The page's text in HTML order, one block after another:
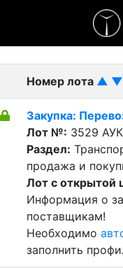
-
Номер лота ▲ ▼
Закупка:
Лот №: 3529
Раздел:
продажа и
Лот с открытой
Информация о
поставщикам!
Необходимо
заполнить